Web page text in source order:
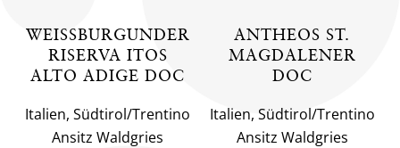
WEISSBURGUNDER
RISERVA ITOS
ALTO ADIGE DOC
Italien, Südtirol/Trentino
Ansitz Waldgries
ANTHEOS ST.
MAGDALENER
DOC
Italien, Südtirol/Trentino
Ansitz Waldgries